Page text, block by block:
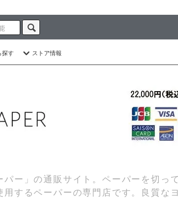
探す ストア情報
ー」の通販サイト。ペーパーを切っ
するペーパーの専門店です。良質な